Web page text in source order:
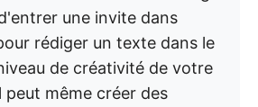
une invite dans
rédiger un texte dans le
de créativité de votre
même créer des